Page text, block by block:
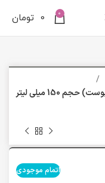
0
0 تومان
فوم شستشوی صورت روشن کننده (انواع پوست) حجم 150 میلی لیتر
اتمام موجودی